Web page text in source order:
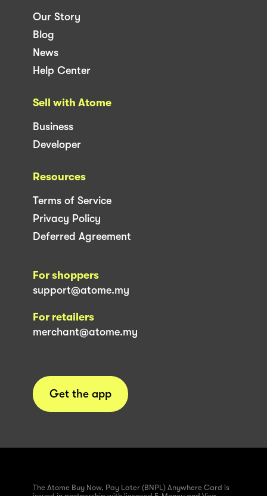
Our Story
Blog
News
Help Center
Sell with Atome
Business
Developer
Resources
Terms of Service
Privacy Policy
Deferred Agreement
For shoppers
support@atome.my
For retailers
merchant@atome.my
Get the app
The Atome Buy Now, Pay Later (BNPL) Anywhere Card is